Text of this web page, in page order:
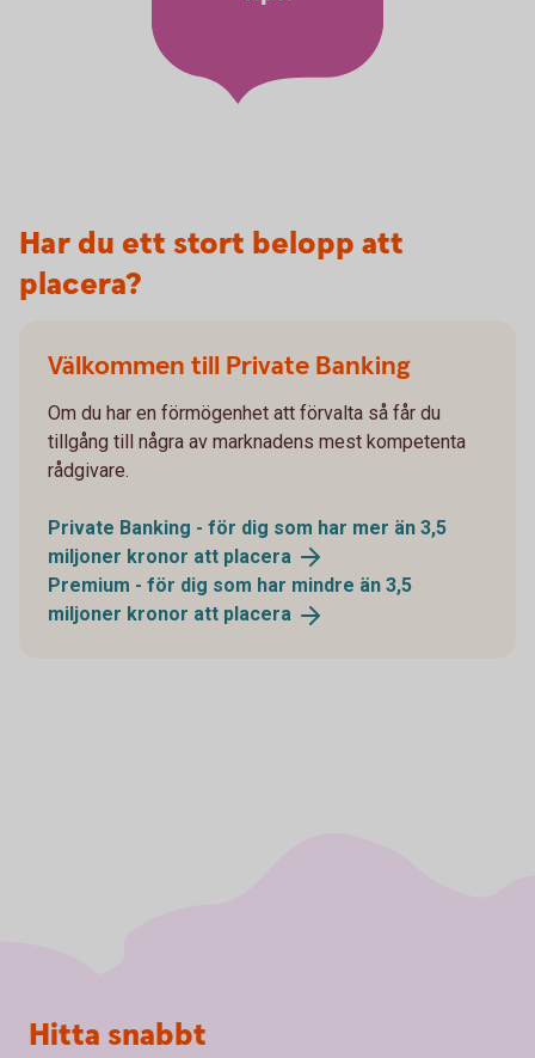
Har du ett stort belopp att
placera?
Välkommen till Private Banking
Om du har en förmögenhet att förvalta så får du
tillgång till några av marknadens mest kompetenta
rådgivare.
Private Banking - för dig som har mer än 3,5
miljoner kronor att placera
Premium - för dig som har mindre än 3,5
miljoner kronor att placera
Sidfot
Hitta snabbt